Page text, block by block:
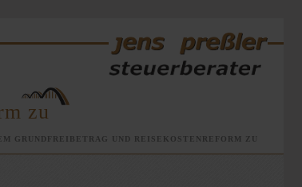
zu
GRUNDFREIBETRAG UND REISEKOSTENREFORM ZU